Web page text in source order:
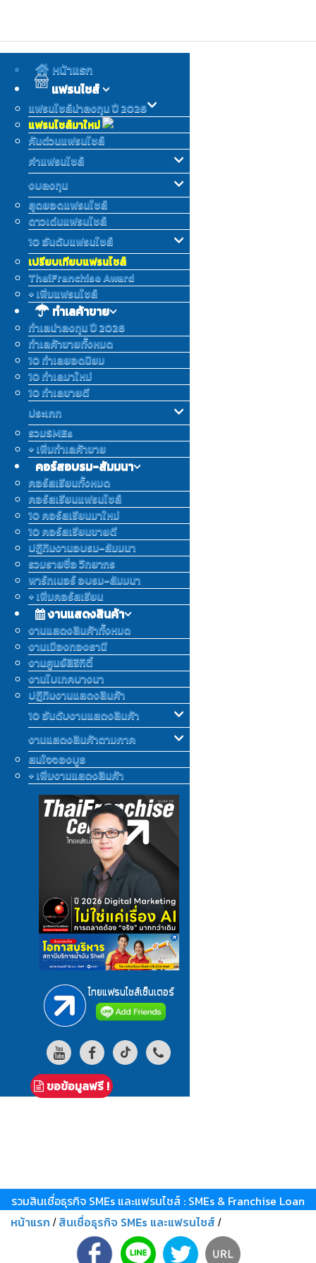
หน้าแรก
แฟรนไชส์
แฟรนไชส์น่าลงทุน ปี 2026
แฟรนไชส์มาใหม่
ค้นด่วนแฟรนไชส์
ค่าแฟรนไชส์
งบลงทุน
สุดยอดแฟรนไชส์
ดาวเด่นแฟรนไชส์
10 อันดับแฟรนไชส์
เปรียบเทียบแฟรนไชส์
ThaiFranchise Award
+ เพิ่มแฟรนไชส์
ทำเลค้าขาย
ทำเลน่าลงทุน ปี 2026
ทำเลค้าขายทั้งหมด
10 ทำเลยอดนิยม
10 ทำเลมาใหม่
10 ทำเลขายดี
ประเภท
รวมSMEs
+ เพิ่มทำเลค้าขาย
คอร์สอบรม-สัมมนา
คอร์สเรียนทั้งหมด
คอร์สเรียนแฟรนไชส์
10 คอร์สเรียนมาใหม่
10 คอร์สเรียนขายดี
ปฎิทินงานอบรม-สัมมนา
รวมรายชื่อ วิทยากร
พาร์ทเนอร์ อบรม-สัมมนา
+ เพิ่มคอร์สเรียน
งานแสดงสินค้า
งานแสดงสินค้าทั้งหมด
งานเมืองทองธานี
งานศูนย์สิริกิติ์
งานไบเทคบางนา
ปฎิทินงานแสดงสินค้า
10 อันดับงานแสดงสินค้า
งานแสดงสินค้าตามภาค
สนใจจองบูธ
+ เพิ่มงานแสดงสินค้า
ไทยแฟรนไชส์เซ็นเตอร์
ขอข้อมูลฟรี !
รวมสินเชื่อธุรกิจ SMEs และแฟรนไชส์ : SMEs & Franchise Loan
หน้าแรก / สินเชื่อธุรกิจ SMEs และแฟรนไชส์ /